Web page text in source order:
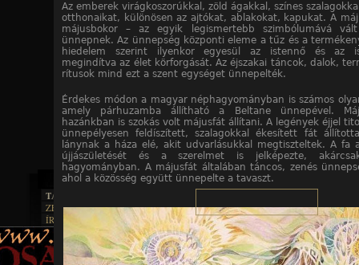
Az emberek virágkoszorúkkal, zöld ágakkal, színes
otthonaikat, különösen az ajtókat, ablakokat, kapukat. A
májusbokor – az egyik legismertebb szimbólumává
ünnepnek. Az ünnepség központi eleme a tűz és a
hiedelem szerint ilyenkor egyesül az istennő és az
megindítva az élet körforgását. Az éjszakai táncok, dalok,
rítusok mind ezt a szent egységet ünnepelték.
Érdekes módon a magyar néphagyományban is számos
amely párhuzamba állítható a Beltane ünnepével.
hazánkban is szokás volt májusfát állítani. A legények éjjel
ünnepélyesen feldíszített, szalagokkal ékesített fát
lánynak a háza elé, akit udvarlásukkal megtiszteltek. A fa
újjászületését és a szerelmet is jelképezte,
hagyományban. A májusfát általában táncos, zenés
ahol a közösség együtt ünnepelte a tavaszt.
TAJTÉKOS LAPOK
ZENE
EGYÜTTESEK
INTERJÚK
FORDÍTÁSOK
ÍRÁSOK
IRODALOM
FILM
BOSZORKÁNYKONYHA
FEKETE HUMOR
KÉPES